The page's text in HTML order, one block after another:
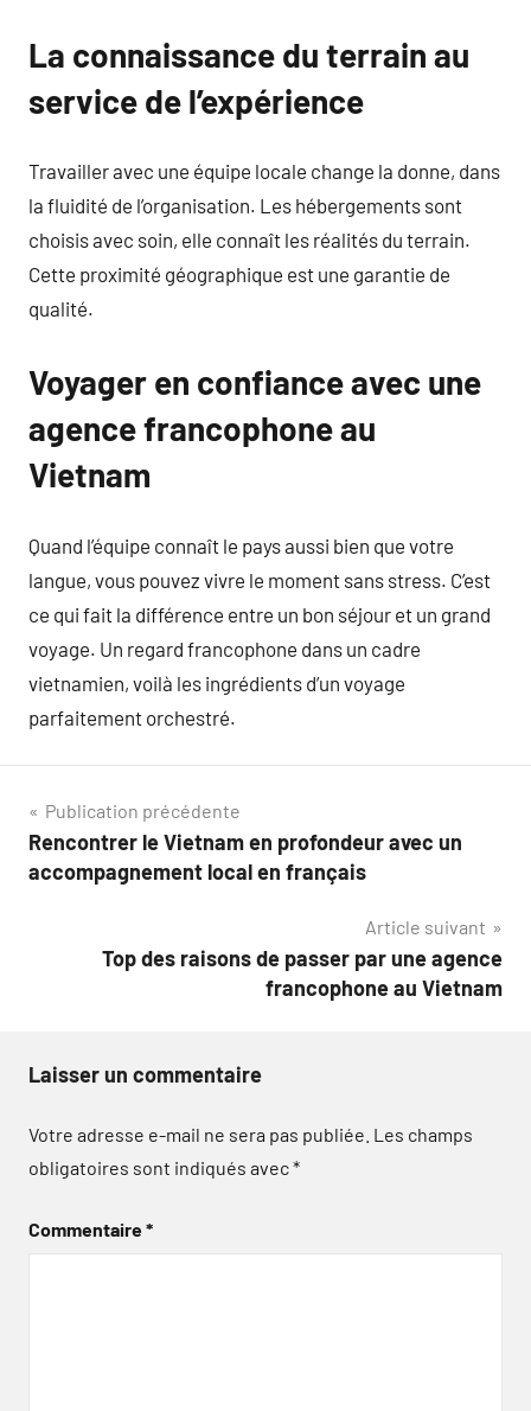
La connaissance du terrain au
service de l’expérience
Travailler avec une équipe locale change la donne, dans
la fluidité de l’organisation. Les hébergements sont
choisis avec soin, elle connaît les réalités du terrain.
Cette proximité géographique est une garantie de
qualité.
Voyager en confiance avec une
agence francophone au
Vietnam
Quand l’équipe connaît le pays aussi bien que votre
langue, vous pouvez vivre le moment sans stress. C’est
ce qui fait la différence entre un bon séjour et un grand
voyage. Un regard francophone dans un cadre
vietnamien, voilà les ingrédients d’un voyage
parfaitement orchestré.
Navigation
de
Publication précédente
Rencontrer le Vietnam en profondeur avec un
accompagnement local en français
Article suivant
Top des raisons de passer par une agence
francophone au Vietnam
Laisser un commentaire
Votre adresse e-mail ne sera pas publiée. Les champs
obligatoires sont indiqués avec*
Commentaire*